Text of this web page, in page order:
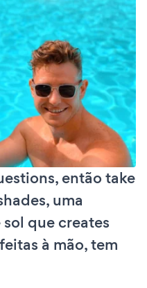
então take
uma
que creates
à mão, tem